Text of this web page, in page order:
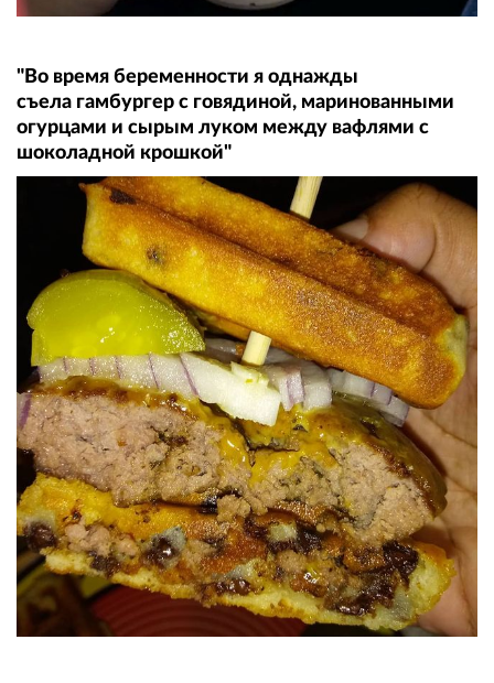
"Во время беременности я однажды
съела гамбургер с говядиной, маринованными
огурцами и сырым луком между вафлями с
шоколадной крошкой"